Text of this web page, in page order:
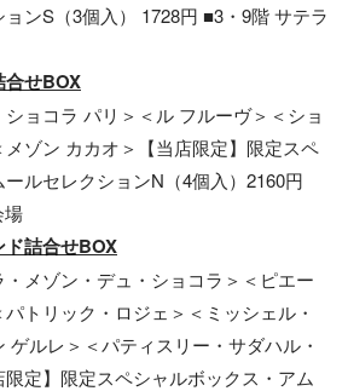
ンS（3個入） 1728円 ■3・9階 サテラ
合せBOX
ショコラ パリ＞＜ル フルーヴ＞＜ショ
ゾン カカオ＞【当店限定】限定スペ
ルセレクションN（4個入）2160円
場
詰合せBOX
メゾン・デュ・ショコラ＞＜ピエー
トリック・ロジェ＞＜ミッシェル・
ゲルレ＞＜パティスリー・サダハル・
定】限定スペシャルボックス・アム